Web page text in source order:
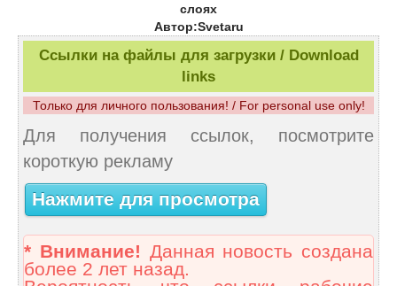
слоях
Автор:Svetaru
Ссылки на файлы для загрузки / Download
links
Только для личного пользования! / For personal use only!
Для получения ссылок, посмотрите
короткую рекламу
Нажмите для просмотра
* Внимание! Данная новость создана
более 2 лет назад.